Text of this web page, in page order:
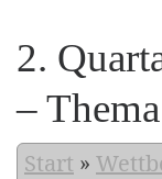
2.
–
Start »